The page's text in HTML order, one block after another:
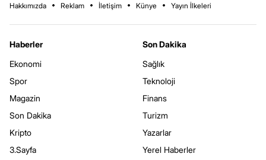
Hakkımızda Reklam İletişim Künye Yayın İlkeleri
Haberler
Ekonomi
Spor
Magazin
Son Dakika
Kripto
3.Sayfa
Son Dakika
Sağlık
Teknoloji
Finans
Turizm
Yazarlar
Yerel Haberler